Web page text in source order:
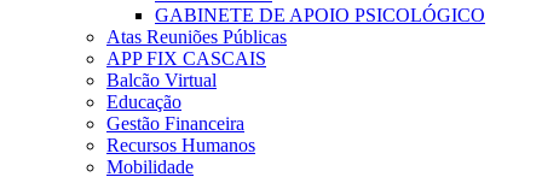
GABINETE DE APOIO PSICOLÓGICO
Atas Reuniões Públicas
APP FIX CASCAIS
Balcão Virtual
Educação
Gestão Financeira
Recursos Humanos
Mobilidade